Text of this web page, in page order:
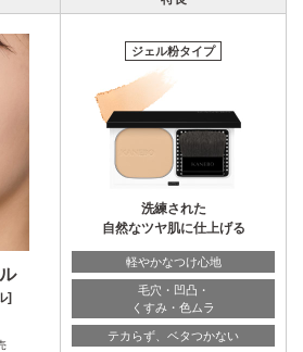
]
ジェル粉タイプ
洗練された
自然なツヤ肌に仕上げる
軽やかなつけ心地
毛穴・凹凸・
くすみ・色ムラ
テカらず、ベタつかない